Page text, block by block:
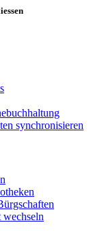
synchronisieren